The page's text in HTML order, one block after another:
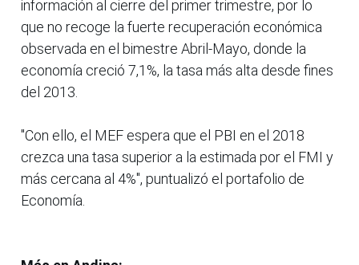
información al cierre del primer trimestre, por lo
que no recoge la fuerte recuperación económica
observada en el bimestre Abril-Mayo, donde la
economía creció 7,1%, la tasa más alta desde fines
del 2013.
"Con ello, el MEF espera que el PBI en el 2018
crezca una tasa superior a la estimada por el FMI y
más cercana al 4%", puntualizó el portafolio de
Economía.